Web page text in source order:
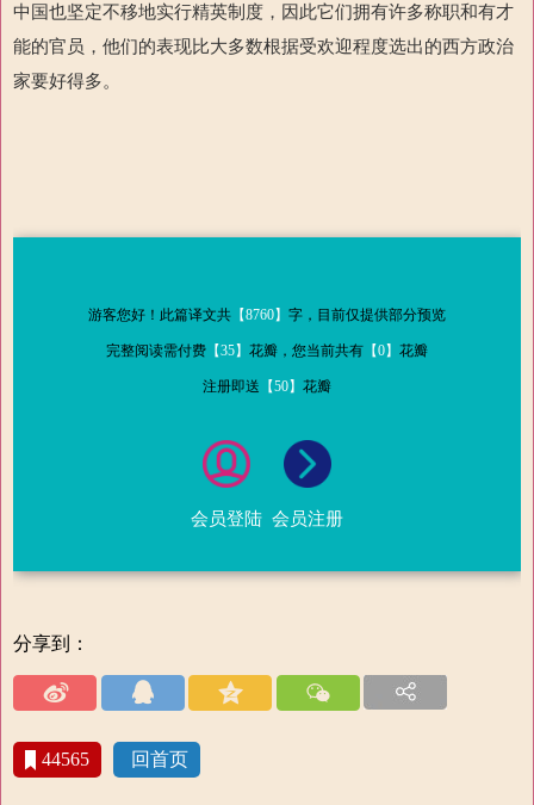
中国也坚定不移地实行精英制度，因此它们拥有许多称职和有才
能的官员， 他们的表现比大多数根据受欢迎程度选出的西方政治
家要好得多。
游客您好！此篇译文共 【8760】 字，目前仅提供部分预览
完整阅读需付费 【35】 花瓣，您当前共有 【0】 花瓣
注册即送 【50】 花瓣
会员登陆 会员注册
分享到：
44565 回首页